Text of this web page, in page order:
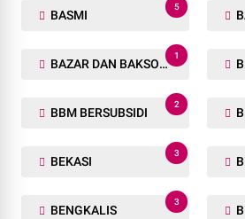
BASMI
5
BAZAR DAN BAKSOS RAMADHAN
1
BBM BERSUBSIDI
2
BEKASI
3
BENGKALIS
3